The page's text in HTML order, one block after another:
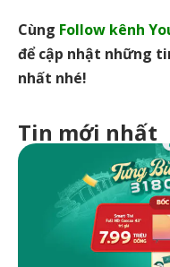
Cùng Follow kênh
để cập nhật những
nhất nhé!
Tin mới nhất